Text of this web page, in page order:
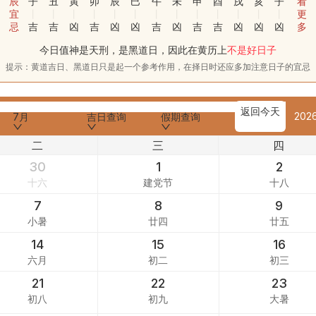
宜
忌
吉 吉 凶 吉 凶 凶 吉 凶 吉 吉 凶 凶 凶
更
多
今日值神是天刑，是黑道日，因此在黄历上不是好日子
提示：黄道吉日、黑道日只是起一个参考作用，在择日时还应多加注意日子的宜忌
7月 吉日查询 假期查询 返回今天
二 三 四
30
十六
1
建党节
2
十八
7
小暑
8
廿四
9
廿五
14
六月
15
初二
16
初三
21
初八
22
初九
23
大暑